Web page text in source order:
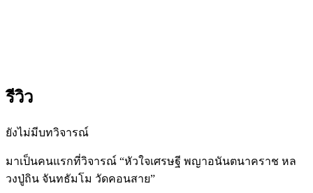
รีวิว
ยังไม่มีบทวิจารณ์
มาเป็นคนแรกที่วิจารณ์ “หัวใจเศรษฐี พญาอนันตนาคราช หล
วงปู่ถิน จันทธัมโม วัดคอนสาย”